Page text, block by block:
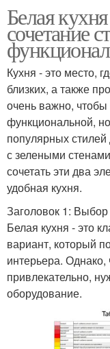
Белая
сочетание
Кухня - это место,
близких, а также
очень важно, чтобы
функциональной,
популярных
с зелеными
сочетать эти два
удобная кухня.
Заголовок 1: Выбор
Белая кухня - это
вариант, который
интерьера. Однако,
привлекательно,
оборудование.